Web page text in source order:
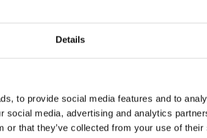
Details
to provide social media features and to
social media, advertising and analytics
or that they’ve collected from your use of
proprietario di un’auto non di un cane,
80 , ormai più di 40 anni fa, un gruppo di